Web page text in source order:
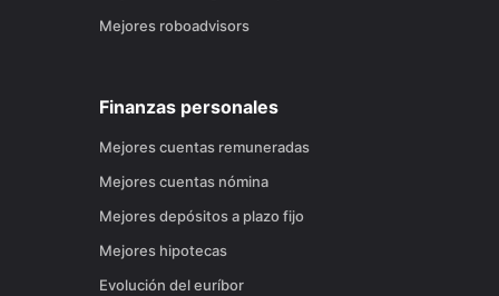
Mejores roboadvisors
Finanzas personales
Mejores cuentas remuneradas
Mejores cuentas nómina
Mejores depósitos a plazo fijo
Mejores hipotecas
Evolución del euríbor